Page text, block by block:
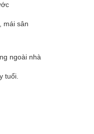
mái sân
ngoài nhà
tuổi.